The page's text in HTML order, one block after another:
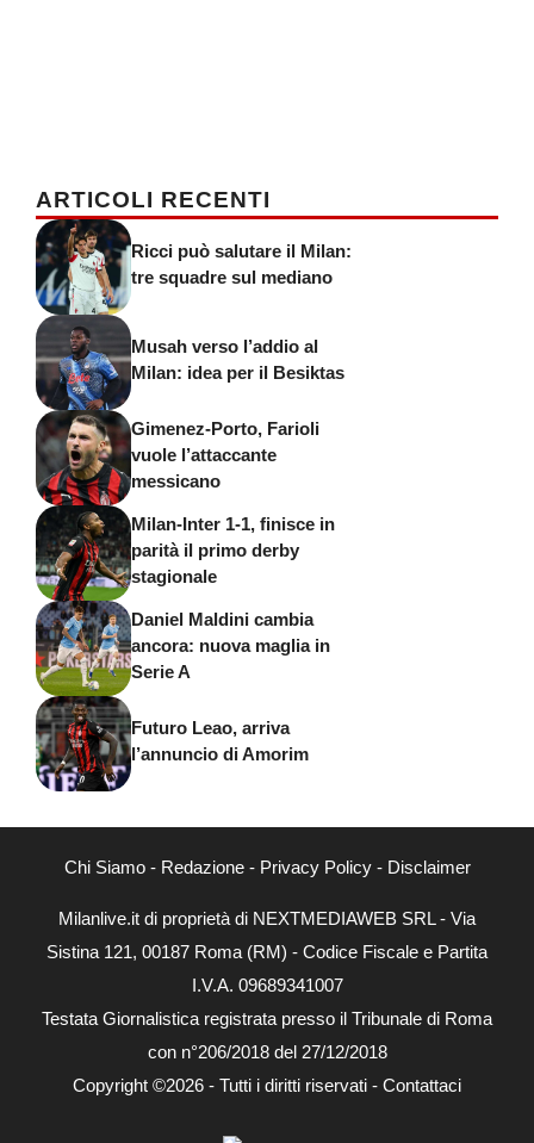
ARTICOLI RECENTI
Ricci può salutare il Milan:
tre squadre sul mediano
Musah verso l’addio al
Milan: idea per il Besiktas
Gimenez-Porto, Farioli
vuole l’attaccante
messicano
Milan-Inter 1-1, finisce in
parità il primo derby
stagionale
Daniel Maldini cambia
ancora: nuova maglia in
Serie A
Futuro Leao, arriva
l’annuncio di Amorim
Chi Siamo- Redazione- Privacy Policy- Disclaimer
Milanlive.it di proprietà di NEXTMEDIAWEB SRL - Via
Sistina 121, 00187 Roma (RM) - Codice Fiscale e Partita
I.V.A. 09689341007
Testata Giornalistica registrata presso il Tribunale di Roma
con n°206/2018 del 27/12/2018
Copyright ©2026 - Tutti i diritti riservati - Contattaci